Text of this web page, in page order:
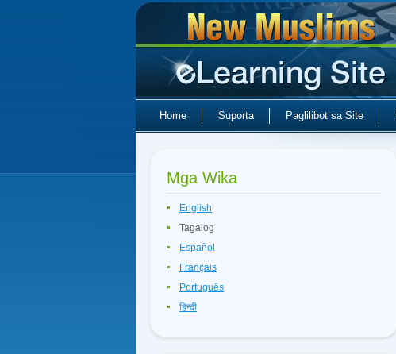
Home Suporta Paglilibot sa Site
Mga Wika
English
Tagalog
Español
Français
Português
हिन्दी